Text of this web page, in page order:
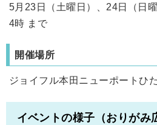
5月23日（土曜日）、24日（日
4時 まで
開催場所
ジョイフル本田ニューポートひ
イベントの様子（おりがみ